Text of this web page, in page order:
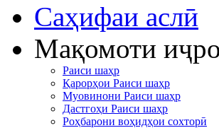
Cаҳифаи аслӣ
Мақомоти
Раиси шаҳр
Қарорҳои Раиси шаҳр
Муовинони Раиси шаҳр
Дастгоҳи Раиси шаҳр
Роҳбарони воҳидҳои сохторӣ